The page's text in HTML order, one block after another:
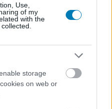
Use,
of my
with the
storage
on web or
között kaptak helyet,
forduló! (X)
strandröplabda-